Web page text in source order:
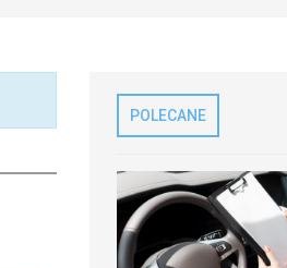
POLECANE